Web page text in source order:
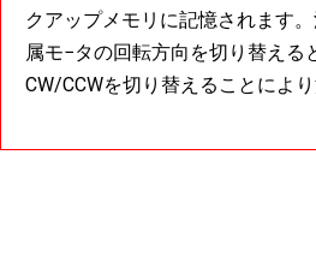
クアップメモリに記憶されます
属モ−タの回転方向を切り替える
CW/CCWを切り替えることによ